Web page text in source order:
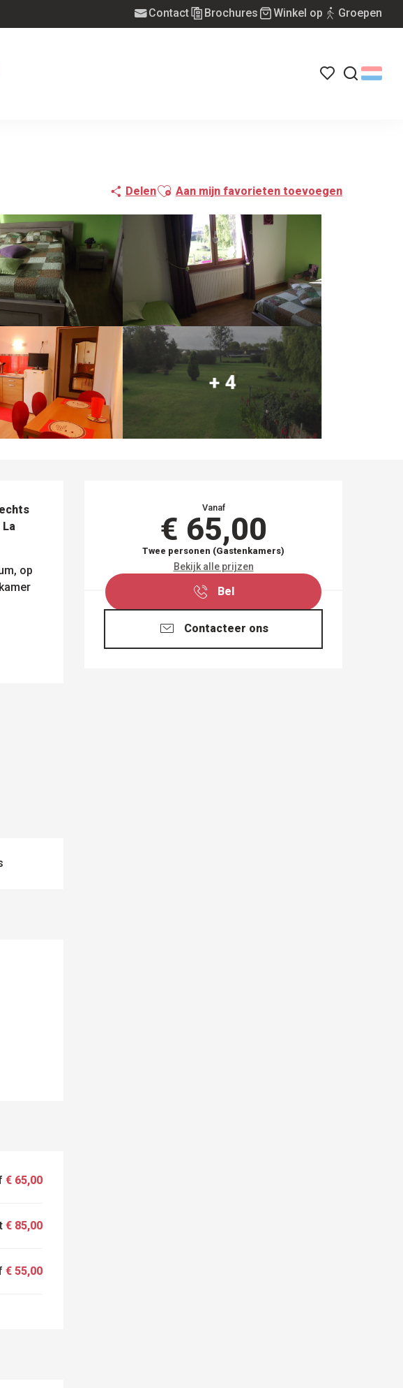
Contact Brochures Winkel op Groepen
DelenAjouter aux favoris
Aan mijn favorieten toevoegen
+ 4
OPENINGSTIJDEN
Vanaf
€ 65,00
Twee personen (Gastenkamers)
Bekijk alle prijzen
Bel
Contacteer ons
op
€ 65,00
€ 85,00
€ 55,00